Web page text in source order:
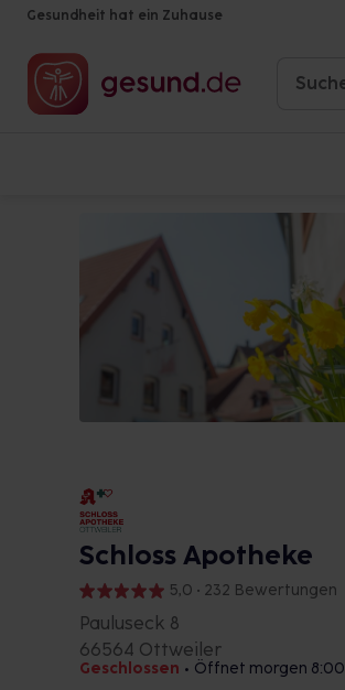
Gesundheit hat ein Zuhause
Schloss Apotheke
5,0 • 232 Bewertungen
Pauluseck 8
66564 Ottweiler
Geschlossen • Öffnet morgen 8:00